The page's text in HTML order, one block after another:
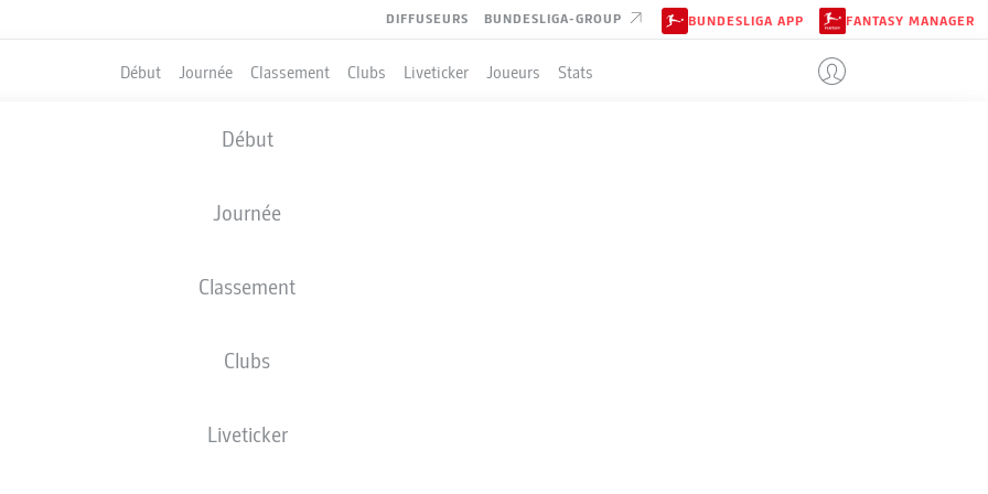
DIFFUSEURS BUNDESLIGA-GROUP BUNDESLIGA APP FANTASY MANAGER
Début Journée Classement Clubs Liveticker Joueurs Stats
Début
Journée
Classement
Clubs
Liveticker